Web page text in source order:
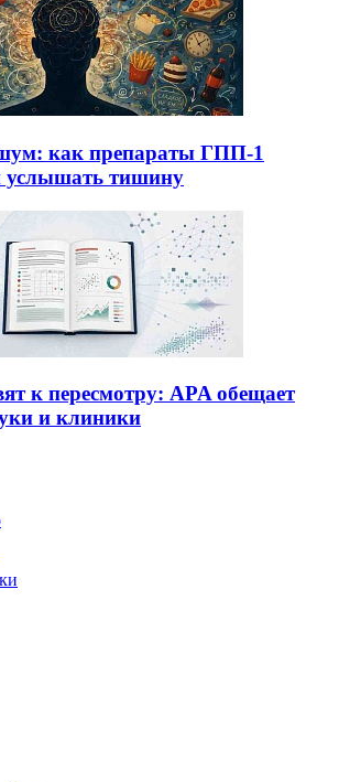
как препараты ГПП-1
услышать тишину
к пересмотру: APA обещает
и клиники